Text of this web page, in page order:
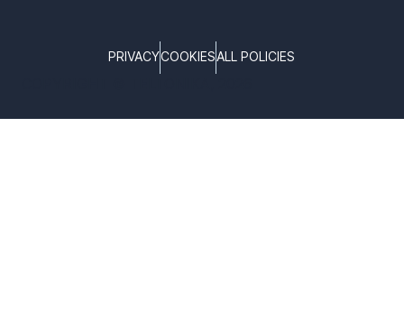
PRIVACYCOOKIESALL POLICIES